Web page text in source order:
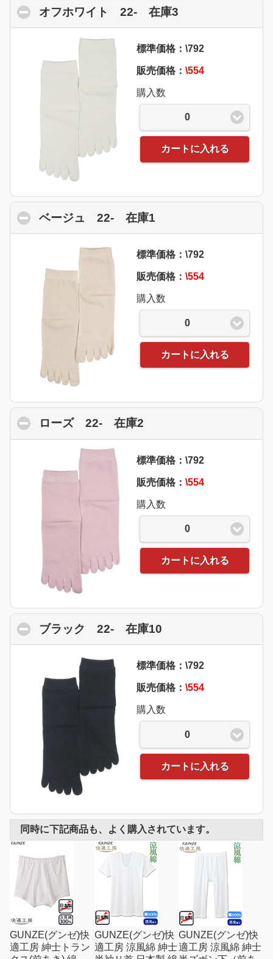
オフホワイト 22- 在庫3
標準価格：\792
販売価格： \554
購入数
0
カートに入れる
ベージュ 22- 在庫1
標準価格：\792
販売価格： \554
購入数
0
カートに入れる
ローズ 22- 在庫2
標準価格：\792
販売価格： \554
購入数
0
カートに入れる
ブラック 22- 在庫10
標準価格：\792
販売価格： \554
購入数
0
カートに入れる
同時に下記商品も、よく購入されています。
GUNZE(グンゼ)快
適工房 紳士トラン
GUNZE(グンゼ)快
適工房 涼風綿 紳士
GUNZE(グンゼ)快
適工房 涼風綿 紳士